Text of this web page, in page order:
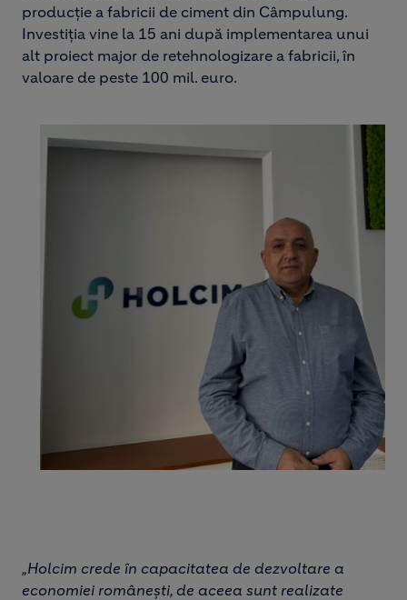
producție a fabricii de ciment din Câmpulung.
Investiția vine la 15 ani după implementarea unui
alt proiect major de retehnologizare a fabricii, în
valoare de peste 100 mil. euro.
Image
„Holcim crede în capacitatea de dezvoltare a
economiei românești, de aceea sunt realizate